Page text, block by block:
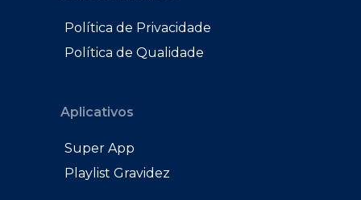
Política de Privacidade
Política de Qualidade
Aplicativos
Super App
Playlist Gravidez